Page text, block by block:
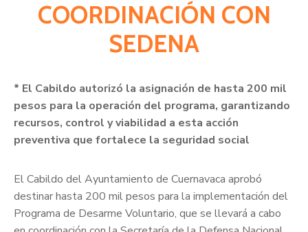
COORDINACIÓN CON
SEDENA
* El Cabildo autorizó la asignación de hasta 200 mil
pesos para la operación del programa, garantizando
recursos, control y viabilidad a esta acción
preventiva que fortalece la seguridad social
El Cabildo del Ayuntamiento de Cuernavaca aprobó
destinar hasta 200 mil pesos para la implementación del
Programa de Desarme Voluntario, que se llevará a cabo